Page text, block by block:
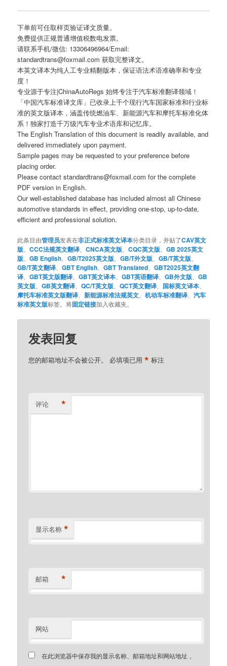
下单前可任取样页验证译文质量。
免费提供正规普通增值税数电发票。
请联系手机/微信: 13306496964/Email:
standardtrans@foxmail.com 获取完整译文。
本英文译本为纯人工专业精翻版本，保证语法术语准确率和专业
度！
专业源于专注|ChinaAutoRegs 始终专注于汽车标准翻译领域！
「中国汽车标准译文库」已收录上千个现行汽车国家标准和行业标
准的英文版译本，涵盖传统燃油车、新能源汽车和摩托车标准化体
系！独家打造千万级汽车专业术语库和记忆库。
The English Translation of this document is readily available, and
delivered immediately upon payment.
Sample pages may be requested to your preference before
placing order.
Please contact standardtrans@foxmail.com for the complete
PDF version in English.
Our well-established database has included almost all Chinese
automotive standards in effect, providing one-stop, up-to-date,
efficient and professional solution.
此条目由管理员发表在非正式标准英文译本分类目录，并贴了CAV英文
版 、CCC法规英文翻译 、CNCA英文版 、CQC英文版 、GB 2025英文
版 、GB English 、GB/T2025英文版 、GB/T外文版 、GB/T英文版
GB/T英文翻译 、GBT English 、GBT Translated 、GBT2025英文翻
译 、GBT英文版翻译 、GBT英文译本 、GBT英语翻译 、GB外文版 、GB
英文版 、GB英文翻译 、QC/T英文版 、QCT英文翻译 国标英文译本
摩托车标准英文版翻译 、新能源标准法规英文 、机动车标准翻译 、汽车
标准英文版标签。将固定链接加入收藏夹。
发表回复
您的邮箱地址不会被公开。 必填项已用* 标注
评论 *
显示名称 *
邮箱 *
网站
在此浏览器中保存我的显示名称、邮箱地址和网站地址，